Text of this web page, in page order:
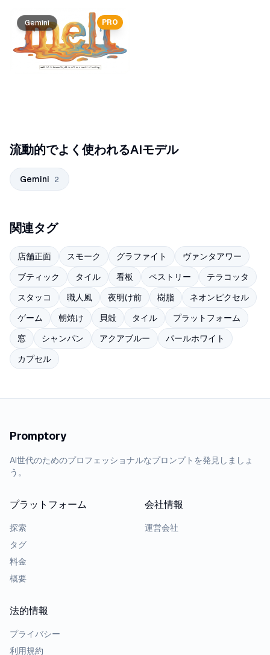
プロンプト一覧
PRO
Gemini
流動的でよく使われるAIモデル
Gemini 2
関連タグ
店舗正面 スモーク グラファイト
ヴァンタアワー
ブティック
タイル 看板 ペストリー
テラコッタ
スタッコ
職人風 夜明け前 樹脂
ネオンピクセル
ゲーム
朝焼け 貝殻 タイル
プラットフォーム
窓
シャンパン アクアブルー
パールホワイト
カプセル
Promptory
AI世代のためのプロフェッショナルなプロンプトを発見しましょ
う。
プラットフォーム
探索
タグ
料金
概要
会社情報
運営会社
法的情報
プライバシー
利用規約